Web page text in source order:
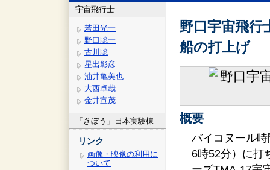
宇宙飛行士
若田光一
野口聡一
古川聡
星出彰彦
油井亀美也
大西卓哉
金井宣茂
「きぼう」日本実験棟
リンク
画像・映像の利用に
ついて
野口宇宙飛行
船の打上げ
概要
バイコヌール
6時52分）に打